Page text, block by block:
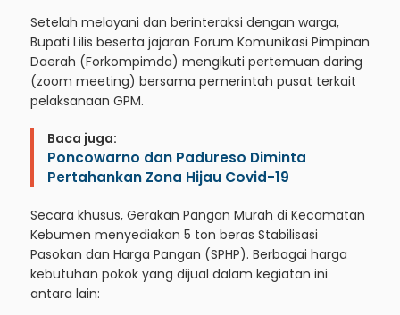
Setelah melayani dan berinteraksi dengan warga,
Bupati Lilis beserta jajaran Forum Komunikasi Pimpinan
Daerah (Forkompimda) mengikuti pertemuan daring
(zoom meeting) bersama pemerintah pusat terkait
pelaksanaan GPM.
Baca juga:
Poncowarno dan Padureso Diminta
Pertahankan Zona Hijau Covid-19
Secara khusus, Gerakan Pangan Murah di Kecamatan
Kebumen menyediakan 5 ton beras Stabilisasi
Pasokan dan Harga Pangan (SPHP). Berbagai harga
kebutuhan pokok yang dijual dalam kegiatan ini
antara lain: